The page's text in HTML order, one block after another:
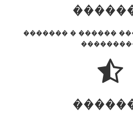
������� � ������